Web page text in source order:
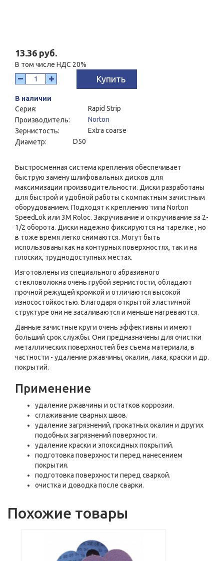
13.36 руб.
В том числе НДС 20%
Купить
В наличии
Серия:
Rapid Strip
Производитель:
Norton
Зернистость:
Extra coarse
Диаметр:
D50
Быстросменная система крепления обеспечивает
быструю замену шлифовальных дисков для
максимизации производительности. Диски разработаны
для быстрой и удобной работы с компактным зачистным
оборудованием. Подходят к креплению типа Norton
SpeedLok или 3M Roloc. Закручивание и откручивание за 2-
1/2 оборота. Диски надежно фиксируются на тарелке , но
в тоже время легко снимаются. Могут быть
использованы как на контурных поверхностях, так и на
плоских, труднодоступных местах.
Изготовлены из специального абразивного
стекловолокна очень грубой зернистости, обладают
прочной режущей кромкой и отличаются высокой
износостойкостью. Благодаря открытой эластичной
структуре они не засаливаются и меньше нагреваются.
Данные зачистные круги очень эффективны и имеют
больший срок службы. Они предназначены для очистки
металлических поверхностей без съема материала, в
частности - удаление ржавчины, окалин, лака, краски и др.
покрытий.
Применение
удаление ржавчины и остатков коррозии.
сглаживание сварных швов.
удаление загрязнений, прокатных окалин и других
подобных загрязнений поверхности.
удаление краски и эпоксидных покрытий.
подготовка поверхности перед нанесением
покрытия.
подготовка поверхности перед сваркой.
очистка и доводка после сварки.
Похожие товары